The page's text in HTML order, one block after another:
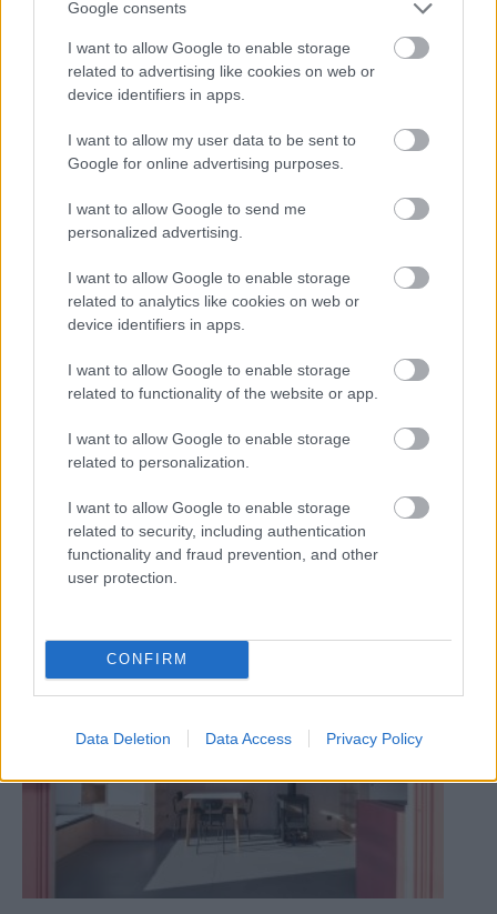
Google consents
I want to allow Google to enable storage
related to advertising like cookies on web or
device identifiers in apps.
I want to allow my user data to be sent to
Google for online advertising purposes.
I want to allow Google to send me
personalized advertising.
I want to allow Google to enable storage
related to analytics like cookies on web or
device identifiers in apps.
I want to allow Google to enable storage
related to functionality of the website or app.
I want to allow Google to enable storage
related to personalization.
I want to allow Google to enable storage
related to security, including authentication
functionality and fraud prevention, and other
user protection.
CONFIRM
Data Deletion Data Access Privacy Policy
Deti už odrástli, tak si rodičia vytvorili dom
svoj život i pre vnúčatá
Pridajte túto surovinu do prania, obliečky
budú hladšie a pevnejšie. Starý trik z
hotelov poznali už naše babičky